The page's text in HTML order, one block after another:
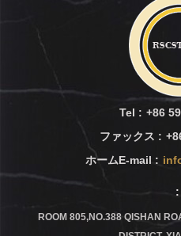
Tel : +86
ファックス :
ホームE-mail :
:
ROOM 805,NO.388 QISHAN